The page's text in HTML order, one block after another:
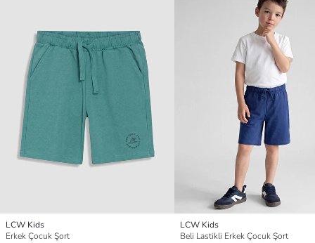
LCW Kids
Erkek Çocuk Şort
LCW Kids
Beli Lastikli Erkek Çocuk Şort